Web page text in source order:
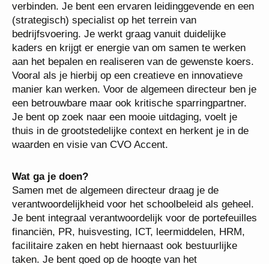
van CVO met elkaar te verbinden. Je bent een
ervaren leidinggevende en een (strategisch)
specialist op het terrein van bedrijfsvoering. Je
werkt graag vanuit duidelijke kaders en krijgt er
energie van om samen te werken aan het bepalen
en realiseren van de gewenste koers. Vooral als je
hierbij op een creatieve en innovatieve manier kan
werken. Voor de algemeen directeur ben je een
betrouwbare maar ook kritische sparringpartner. Je
bent op zoek naar een mooie uitdaging, voelt je thuis
in de grootstedelijke context en herkent je in de
Wat ga je doen?
Samen met de algemeen directeur draag je de
verantwoordelijkheid voor het schoolbeleid als
geheel. Je bent integraal verantwoordelijk voor de
portefeuilles financiën, PR, huisvesting, ICT,
leermiddelen, HRM, facilitaire zaken en hebt